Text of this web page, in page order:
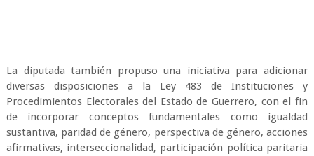
La diputada también propuso una iniciativa para adicionar
diversas disposiciones a la Ley 483 de Instituciones y
Procedimientos Electorales del Estado de Guerrero, con el fin
de incorporar conceptos fundamentales como igualdad
sustantiva, paridad de género, perspectiva de género, acciones
afirmativas, interseccionalidad, participación política paritaria